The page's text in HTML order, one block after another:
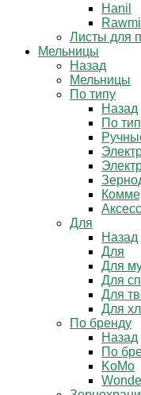
Hanil
Листы для
Мельницы
Назад
Мельницы
По типу
Назад
По
Для
Назад
Для
Для
Для
Для
Для
По бренду
Назад
По
KoMo